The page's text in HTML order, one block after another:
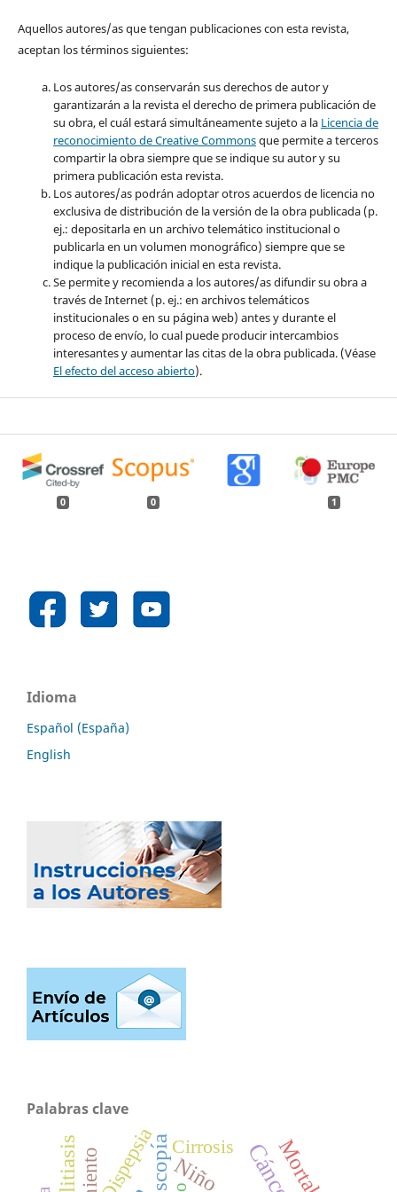
Aquellos autores/as que tengan publicaciones con esta revista,
aceptan los términos siguientes:
Los autores/as conservarán sus derechos de autor y
garantizarán a la revista el derecho de primera publicación de
su obra, el cuál estará simultáneamente sujeto a la Licencia de
reconocimiento de Creative Commonsque permite a terceros
compartir la obra siempre que se indique su autor y su
primera publicación esta revista.
Los autores/as podrán adoptar otros acuerdos de licencia no
exclusiva de distribución de la versión de la obra publicada (p.
ej.: depositarla en un archivo telemático institucional o
publicarla en un volumen monográfico) siempre que se
indique la publicación inicial en esta revista.
Se permite y recomienda a los autores/as difundir su obra a
través de Internet (p. ej.: en archivos telemáticos
institucionales o en su página web) antes y durante el
proceso de envío, lo cual puede producir intercambios
interesantes y aumentar las citas de la obra publicada. (Véase
El efecto del acceso abierto).
0 0 1
Idioma
Español (España)
English
Palabras clave
Niño
Dispepsia Cirrosis